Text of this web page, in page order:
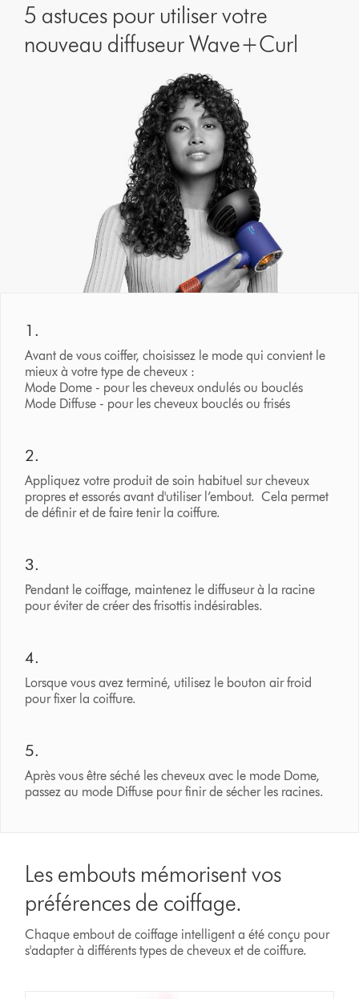
5 astuces pour utiliser votre
nouveau diffuseur Wave+Curl
1.
Avant de vous coiffer, choisissez le mode qui convient le
mieux à votre type de cheveux :
Mode Dome - pour les cheveux ondulés ou bouclés
Mode Diffuse - pour les cheveux bouclés ou frisés
2.
Appliquez votre produit de soin habituel sur cheveux
propres et essorés avant d'utiliser l’embout. Cela permet
de définir et de faire tenir la coiffure.
3.
Pendant le coiffage, maintenez le diffuseur à la racine
pour éviter de créer des frisottis indésirables.
4.
Lorsque vous avez terminé, utilisez le bouton air froid
pour fixer la coiffure.
5.
Après vous être séché les cheveux avec le mode Dome,
passez au mode Diffuse pour finir de sécher les racines.
Les embouts mémorisent vos
préférences de coiffage.
Chaque embout de coiffage intelligent a été conçu pour
s'adapter à différents types de cheveux et de coiffure.